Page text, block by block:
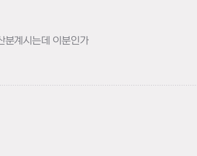
분계시는데 이분인가